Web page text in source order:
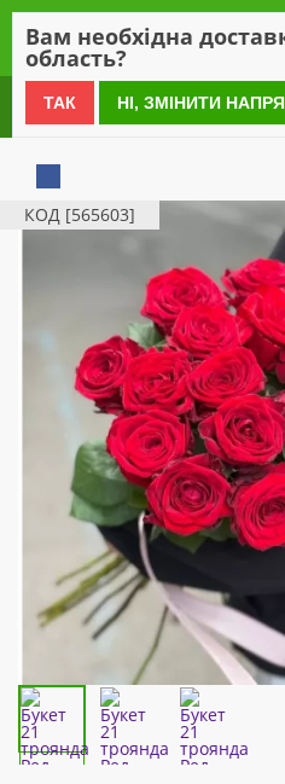
0 800 21 54 55
КОД [565603]
Вам необхідна
область?
ТАК НІ, ЗМІНИТИ